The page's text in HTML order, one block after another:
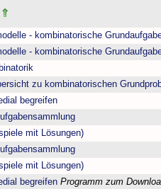
- kombinatorische
- kombinatorische
zu kombinatorischen
begreifen
mit Lösungen)
mit Lösungen)
begreifen Programm zum